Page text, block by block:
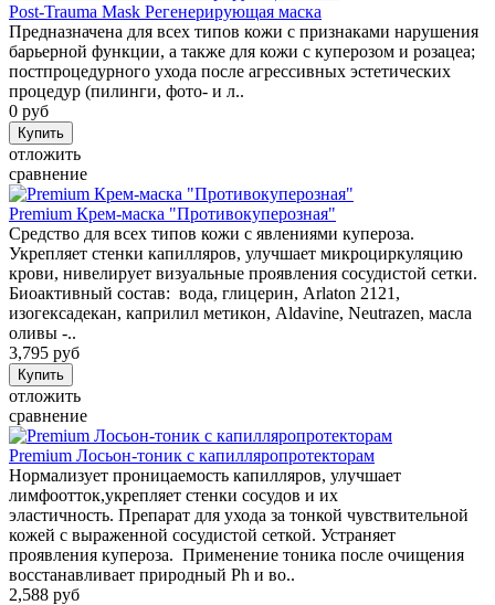
Post-Trauma Mask Регенерирующая маска
Предназначена для всех типов кожи с признаками нарушения
барьерной функции, а также для кожи с куперозом и розацеа;
постпроцедурного ухода после агрессивных эстетических
процедур (пилинги, фото- и л..
0 руб
отложить
сравнение
Premium Крем-маска "Противокуперозная"
Cредство для всех типов кожи с явлениями купероза.
Укрепляет стенки капилляров, улучшает микроциркуляцию
крови, нивелирует визуальные проявления сосудистой сетки.
Биоактивный состав: вода, глицерин, Arlaton 2121,
изогексадекан, каприлил метикон, Aldavine, Neutrazen, масла
оливы -..
3,795 руб
отложить
сравнение
Premium Лосьон-тоник с капилляропротекторам
Нормализует проницаемость капилляров, улучшает
лимфоотток,укрепляет стенки сосудов и их
эластичность. Препарат для ухода за тонкой чувствительной
кожей с выраженной сосудистой сеткой. Устраняет
проявления купероза. Применение тоника после очищения
восстанавливает природный Ph и во..
2,588 руб